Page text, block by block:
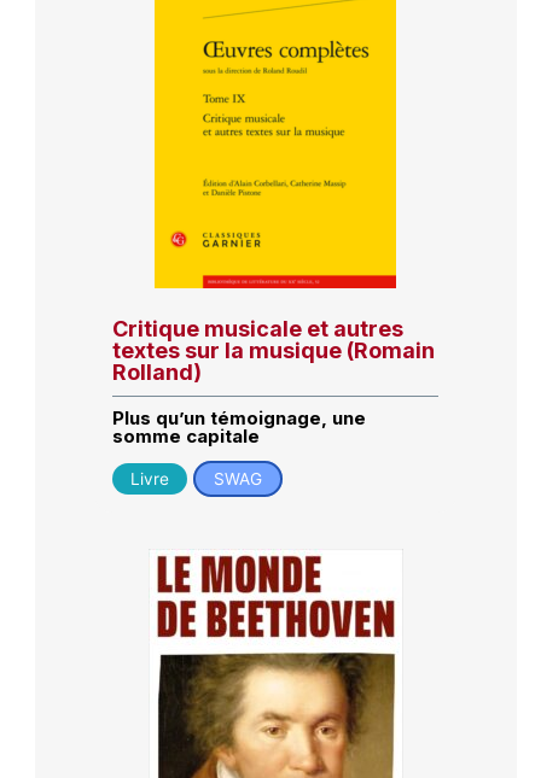
Critique musicale et autres
textes sur la musique (Romain
Rolland)
Plus qu’un témoignage, une
somme capitale
Livre SWAG